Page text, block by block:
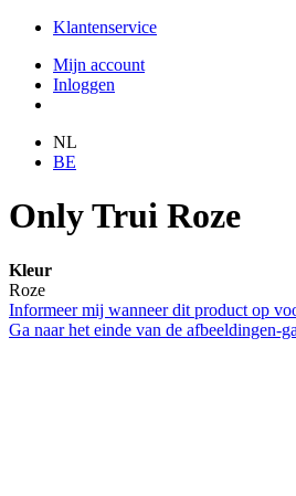
Klantenservice
Mijn account
Inloggen
NL
BE
Only Trui Roze
Kleur
Roze
Informeer mij wanneer dit product op
Ga naar het einde van de afbeeldingen-